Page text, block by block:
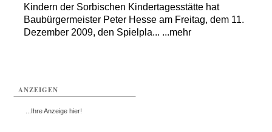
Kindern der Sorbischen Kindertagesstätte hat
Baubürgermeister Peter Hesse am Freitag, dem 11.
Dezember 2009, den Spielpla... ...mehr
ANZEIGEN
...Ihre Anzeige hier!